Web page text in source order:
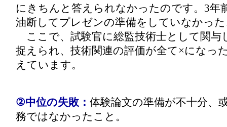
にきちんと答えられなかったのです。3年
油断してプレゼンの準備をしていなかっ
ここで、試験官に総監技術士として関与
捉えられ、技術関連の評価が全て×になっ
えています。
②中位の失敗： 体験論文の準備が不十分、
務ではなかったこと。